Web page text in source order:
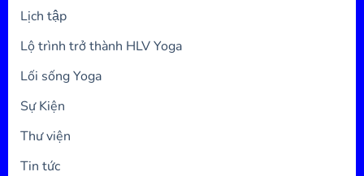
Lịch tập
Lộ trình trở thành HLV Yoga
Lối sống Yoga
Sự Kiện
Thư viện
Tin tức